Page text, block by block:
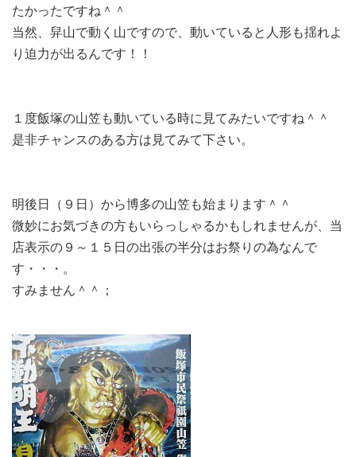
たかったですね＾＾
当然、舁山で動く山ですので、動いていると人形も揺れよ
り迫力が出るんです！！
１度飯塚の山笠も動いている時に見てみたいですね＾＾
是非チャンスのある方は見てみて下さい。
明後日（９日）から博多の山笠も始まります＾＾
微妙にお気づきの方もいらっしゃるかもしれませんが、当
店表示の９～１５日の出張の半分はお祭りの為なんで
す・・・。
すみません＾＾；